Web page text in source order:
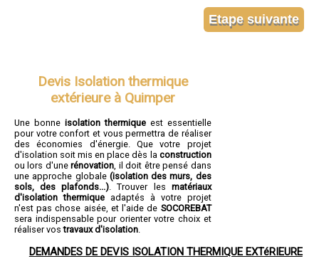
Devis Isolation thermique
extérieure à Quimper
Une bonne isolation thermiqueest essentielle
pour votre confort et vous permettra de réaliser
des économies d'énergie. Que votre projet
d'isolation soit mis en place dès la construction
ou lors d'unerénovation, il doit être pensé dans
une approche globale (isolation des murs, des
sols, des plafonds...). Trouver les matériaux
d'isolation thermiqueadaptés à votre projet
n'est pas chose aisée, et l'aide de SOCOREBAT
sera indispensable pour orienter votre choix et
réaliser vostravaux d'isolation.
DEMANDES DE DEVIS ISOLATION THERMIQUE EXTéRIEURE